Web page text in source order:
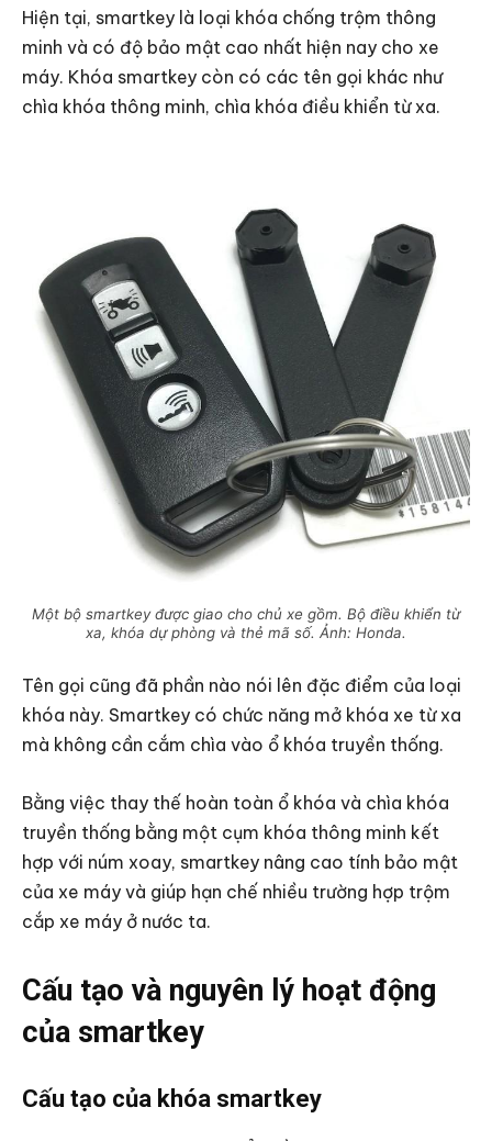
Hiện tại, smartkey là loại khóa chống trộm thông
minh và có độ bảo mật cao nhất hiện nay cho xe
máy. Khóa smartkey còn có các tên gọi khác như
chìa khóa thông minh, chìa khóa điều khiển từ xa.
Một bộ smartkey được giao cho chủ xe gồm. Bộ điều khiển từ
xa, khóa dự phòng và thẻ mã số. Ảnh: Honda.
Tên gọi cũng đã phần nào nói lên đặc điểm của loại
khóa này. Smartkey có chức năng mở khóa xe từ xa
mà không cần cắm chìa vào ổ khóa truyền thống.
Bằng việc thay thế hoàn toàn ổ khóa và chìa khóa
truyền thống bằng một cụm khóa thông minh kết
hợp với núm xoay, smartkey nâng cao tính bảo mật
của xe máy và giúp hạn chế nhiều trường hợp trộm
cắp xe máy ở nước ta.
Cấu tạo và nguyên lý hoạt động
của smartkey
Cấu tạo của khóa smartkey